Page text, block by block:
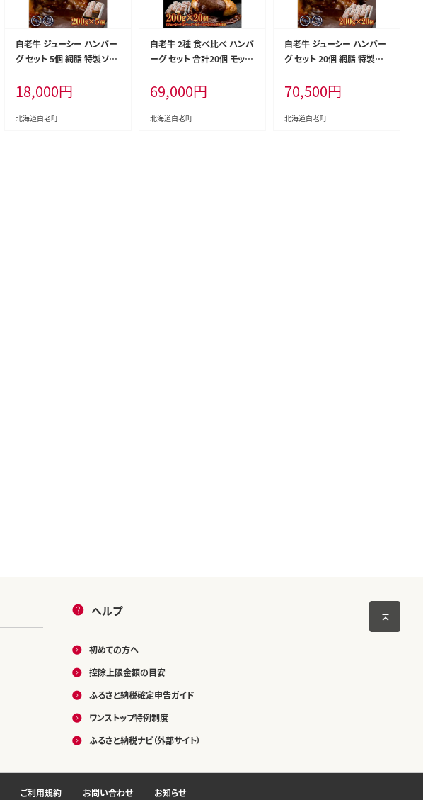
白老牛 ジューシー ハンバー
グ セット 5個 網脂 特製ソー
18,000円
北海道白老町
白老牛 2種 食べ比べ ハンバ
ーグ セット 合計20個 モッツ
ース 手造り
69,000円
北海道白老町
白老牛 ジューシー ハンバー
グ セット 20個 網脂 特製ソ
70,500円
北海道白老町
ヘルプ
初めての方へ
控除上限金額の目安
ふるさと納税確定申告ガイド
ワンストップ特例制度
ふるさと納税ナビ（外部サイト）
ご利用規約 お問い合わせ お知らせ